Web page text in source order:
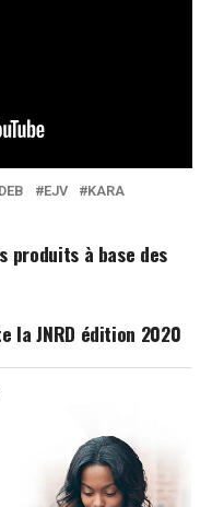
EJV KARA
produits à base des
la JNRD édition 2020